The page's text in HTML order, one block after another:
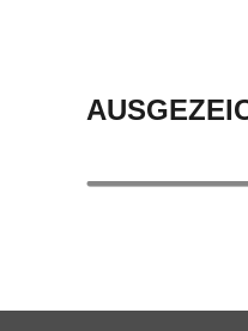
T
-
C